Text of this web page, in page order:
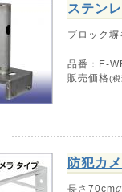
ステン
ブロック
品番：E-
販売価格(
防犯カ
長さ70cm